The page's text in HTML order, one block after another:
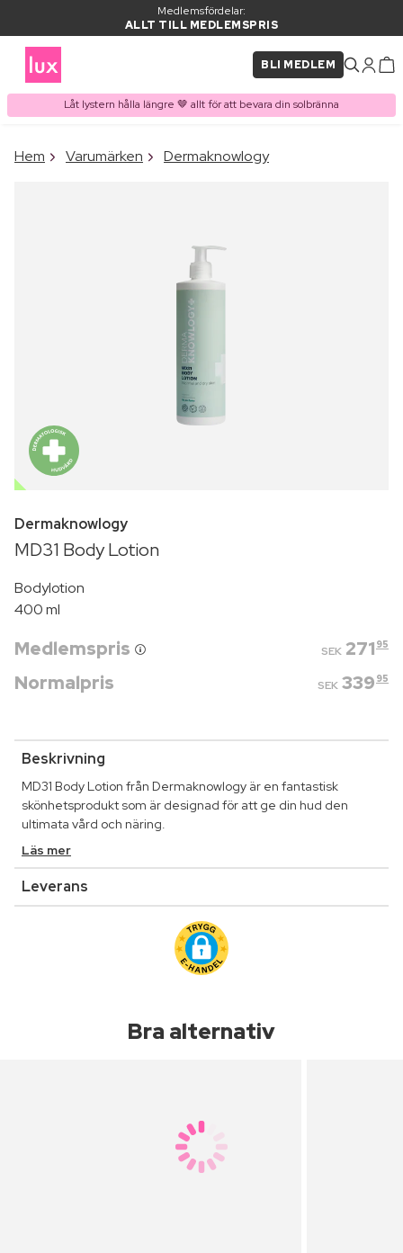
Medlemsfördelar:
ALLT TILL MEDLEMSPRIS
BLI MEDLEM
Låt lystern hålla längre 🤎 allt för att bevara din solbränna
PRODUKT I VARUKORGEN
Ofta köpt tillsammans med
Hem Varumärken Dermaknowlogy
OUTLET
Dermaknowlogy
MD31 Body Lotion
Bodylotion
400 ml
Medlemspris SEK 271 95
Normalpris SEK 339 95
Beskrivning
MD31 Body Lotion från Dermaknowlogy är en fantastisk
skönhetsprodukt som är designad för att ge din hud den
ultimata vård och näring.
Läs mer
Leverans
Bra alternativ